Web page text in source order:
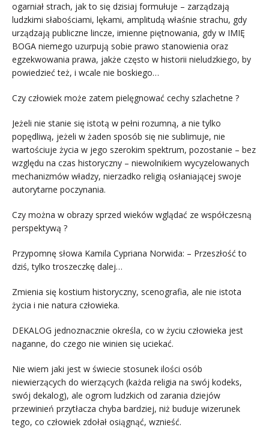
ogarniał strach, jak to się dzisiaj formułuje – zarządzają
ludzkimi słabościami, lękami, amplitudą właśnie strachu, gdy
urządzają publiczne lincze, imienne piętnowania, gdy w IMIĘ
BOGA niemego uzurpują sobie prawo stanowienia oraz
egzekwowania prawa, jakże często w historii nieludzkiego, by
powiedzieć też, i wcale nie boskiego…
Czy człowiek może zatem pielęgnować cechy szlachetne ?
Jeżeli nie stanie się istotą w pełni rozumną, a nie tylko
popędliwą, jeżeli w żaden sposób się nie sublimuje, nie
wartościuje życia w jego szerokim spektrum, pozostanie – bez
względu na czas historyczny – niewolnikiem wycyzelowanych
mechanizmów władzy, nierzadko religią osłaniającej swoje
autorytarne poczynania.
Czy można w obrazy sprzed wieków wglądać ze współczesną
perspektywą ?
Przypomnę słowa Kamila Cypriana Norwida: – Przeszłość to
dziś, tylko troszeczkę dalej…
Zmienia się kostium historyczny, scenografia, ale nie istota
życia i nie natura człowieka.
DEKALOG jednoznacznie określa, co w życiu człowieka jest
naganne, do czego nie winien się uciekać.
Nie wiem jaki jest w świecie stosunek ilości osób
niewierzących do wierzących (każda religia na swój kodeks,
swój dekalog), ale ogrom ludzkich od zarania dziejów
przewinień przytłacza chyba bardziej, niż buduje wizerunek
tego, co człowiek zdołał osiągnąć, wznieść.